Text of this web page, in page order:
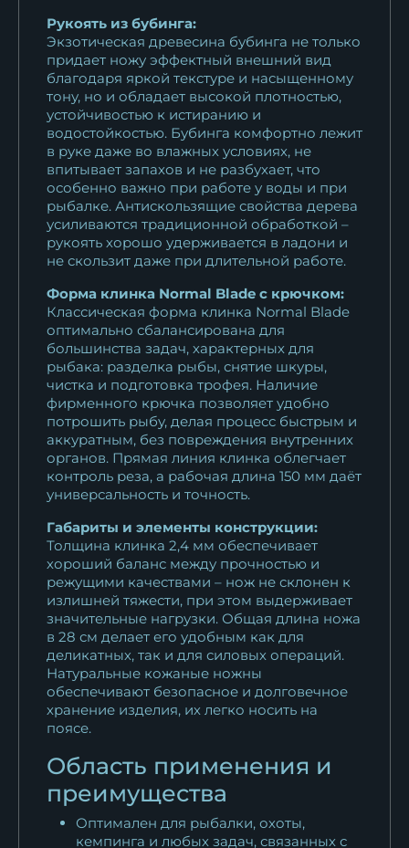
Рукоять из бубинга:
Экзотическая древесина бубинга не только
придает ножу эффектный внешний вид
благодаря яркой текстуре и насыщенному
тону, но и обладает высокой плотностью,
устойчивостью к истиранию и
водостойкостью. Бубинга комфортно лежит
в руке даже во влажных условиях, не
впитывает запахов и не разбухает, что
особенно важно при работе у воды и при
рыбалке. Антискользящие свойства дерева
усиливаются традиционной обработкой –
рукоять хорошо удерживается в ладони и
не скользит даже при длительной работе.
Форма клинка Normal Blade с крючком:
Классическая форма клинка Normal Blade
оптимально сбалансирована для
большинства задач, характерных для
рыбака: разделка рыбы, снятие шкуры,
чистка и подготовка трофея. Наличие
фирменного крючка позволяет удобно
потрошить рыбу, делая процесс быстрым и
аккуратным, без повреждения внутренних
органов. Прямая линия клинка облегчает
контроль реза, а рабочая длина 150 мм даёт
универсальность и точность.
Габариты и элементы конструкции:
Толщина клинка 2,4 мм обеспечивает
хороший баланс между прочностью и
режущими качествами – нож не склонен к
излишней тяжести, при этом выдерживает
значительные нагрузки. Общая длина ножа
в 28 см делает его удобным как для
деликатных, так и для силовых операций.
Натуральные кожаные ножны
обеспечивают безопасное и долговечное
хранение изделия, их легко носить на
поясе.
Область применения и
преимущества
Оптимален для рыбалки, охоты,
кемпинга и любых задач, связанных с